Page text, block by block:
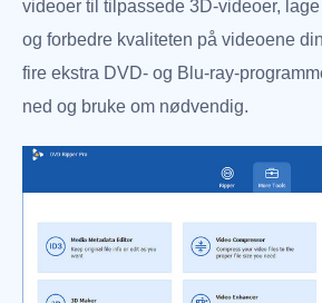
videoer til tilpassede 3D-videoer,
og forbedre kvaliteten på videoene
fire ekstra DVD- og Blu-ray-
ned og bruke om nødvendig.